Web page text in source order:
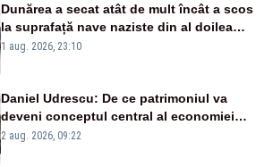
Dunărea a secat atât de mult încât a scos
la suprafață nave naziste din al doilea
război mondial
1 aug. 2026, 23:10
Daniel Udrescu: De ce patrimoniul va
deveni conceptul central al economiei
viitoare?
2 aug. 2026, 09:22